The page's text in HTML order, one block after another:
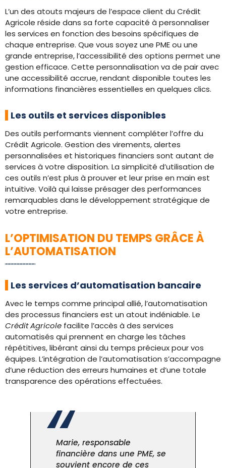
L’un des atouts majeurs de l’espace client du Crédit
Agricole réside dans sa forte capacité à personnaliser
les services en fonction des besoins spécifiques de
chaque entreprise. Que vous soyez une PME ou une
grande entreprise, l’accessibilité des options permet une
gestion efficace. Cette personnalisation va de pair avec
une accessibilité accrue, rendant disponible toutes les
informations financières essentielles en quelques clics.
Les outils et services disponibles
Des outils performants viennent compléter l’offre du
Crédit Agricole. Gestion des virements, alertes
personnalisées et historiques financiers sont autant de
services à votre disposition. La simplicité d’utilisation de
ces outils n’est plus à prouver et leur prise en main est
intuitive. Voilà qui laisse présager des performances
remarquables dans le développement stratégique de
votre entreprise.
L’OPTIMISATION DU TEMPS GRÂCE À
L’AUTOMATISATION
Les services d’automatisation bancaire
Avec le temps comme principal allié, l’automatisation
des processus financiers est un atout indéniable. Le
Crédit Agricole facilite l’accès à des services
automatisés qui prennent en charge les tâches
répétitives, libérant ainsi du temps précieux pour vos
équipes. L’intégration de l’automatisation s’accompagne
d’une réduction des erreurs humaines et d’une totale
transparence des opérations effectuées.
Marie, responsable
financière dans une PME, se
souvient encore de ces